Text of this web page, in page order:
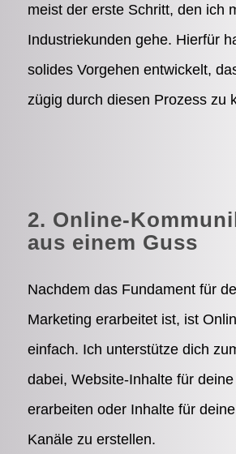
meist der erste Schritt, den ich
Industriekunden gehe. Hierfür
solides Vorgehen entwickelt,
zügig durch diesen Prozess zu
2. Online-
aus einem Guss
Nachdem das Fundament für
Marketing erarbeitet ist, ist
einfach. Ich unterstütze dich
dabei, Website-Inhalte für
erarbeiten oder Inhalte für
Kanäle zu erstellen.